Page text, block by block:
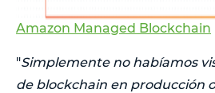
Amazon Managed Blockchain
"Simplemente no habíamos
de blockchain en producción